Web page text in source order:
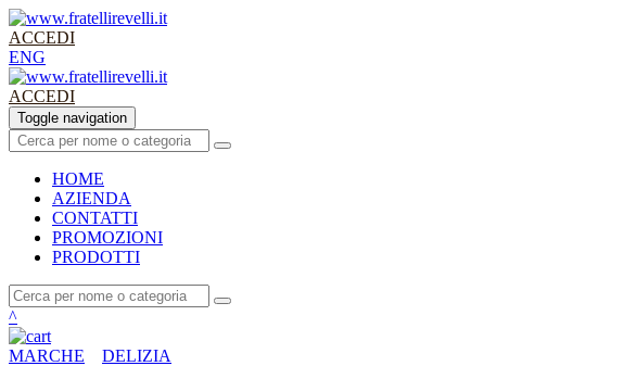
ACCEDI
ENG
ACCEDI
Toggle navigation
HOME
AZIENDA
CONTATTI
PROMOZIONI
PRODOTTI
^
MARCHE DELIZIA